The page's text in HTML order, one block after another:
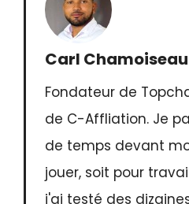
Carl Chamoiseau
Fondateur de
de C-Affliation. Je
de temps devant
jouer, soit pour
j'ai testé des